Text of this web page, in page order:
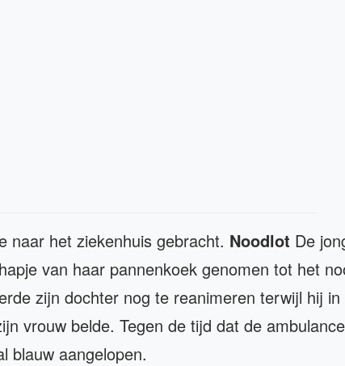
naar het ziekenhuis gebracht. Noodlot De
van haar pannenkoek genomen tot het
zijn dochter nog te reanimeren terwijl hij in
vrouw belde. Tegen de tijd dat de ambulance
blauw aangelopen.